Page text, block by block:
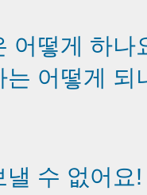
어떻게 하나
어떻게 되
수 없어요!